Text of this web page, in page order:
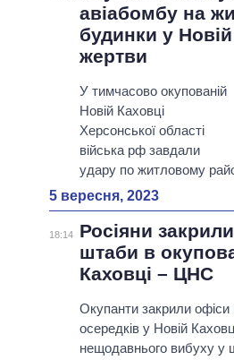
авіабомбу на
будинки у
жертви
У тимчасово окупованій
Новій Каховці
Херсонської області
війська рф завдали
удару по житловому
5 вересня, 2023
18:14
Росіяни закрили
штаби в
Каховці – ЦНС
Окупанти закрили офіси
осередків у Новій
нещодавнього вибуху у